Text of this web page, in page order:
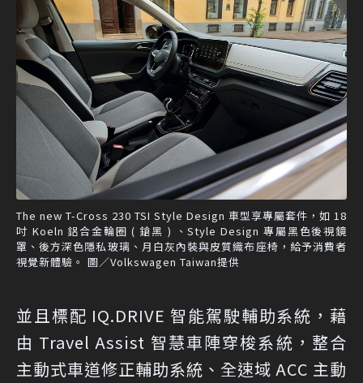
The new T-Cross 230 TSI Style Design 車型享專屬套件，如 18
吋 Koeln 鋁合金輪圈 ( 鎗黑 ) 、Style Design 專屬黑色後視鏡
罩、後方深色隱私玻璃、月白灰內裝與皮質織布座椅，給予消費者
視覺新體驗。 圖／Volkswagen Taiwan提供
並且標配 IQ.DRIVE 智能駕駛輔助系統，藉
由 Travel Assist 智慧車陣穿梭系統，整合
主動式車道修正輔助系統、全速域 ACC 主動